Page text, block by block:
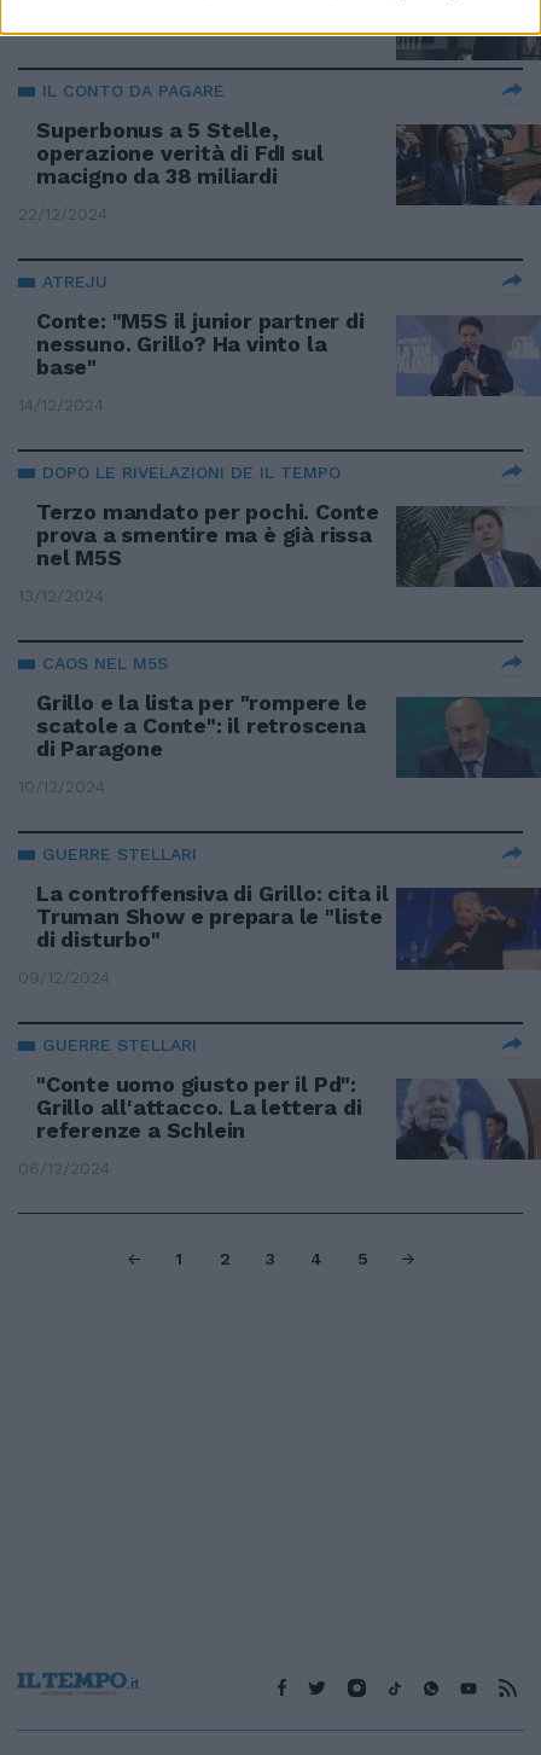
IL CONTO DA PAGARE
Superbonus a 5 Stelle,
operazione verità di FdI sul
macigno da 38 miliardi
22/12/2024
ATREJU
Conte: "M5S il junior partner di
nessuno. Grillo? Ha vinto la
base"
14/12/2024
DOPO LE RIVELAZIONI DE IL TEMPO
Terzo mandato per pochi. Conte
prova a smentire ma è già rissa
nel M5S
13/12/2024
CAOS NEL M5S
Grillo e la lista per "rompere le
scatole a Conte": il retroscena
di Paragone
10/12/2024
GUERRE STELLARI
La controffensiva di Grillo: cita il
Truman Show e prepara le "liste
di disturbo"
09/12/2024
GUERRE STELLARI
"Conte uomo giusto per il Pd":
Grillo all'attacco. La lettera di
referenze a Schlein
06/12/2024
1 2 3 4 5